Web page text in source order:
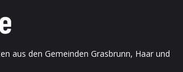
aus den Gemeinden Grasbrunn, Haar und